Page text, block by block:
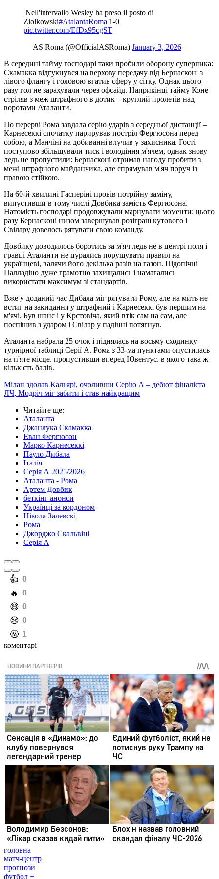
️ Nell'intervallo Wesley ha preso il posto di
Ziolkowski#AtalantaRoma 1-0
pic.twitter.com/EfDx95cgST
— AS Roma (@OfficialASRoma) January 3, 2026
В середині тайму господарі таки пробили оборону суперника:
Скамакка відгукнувся на верхову передачу від Бернасконі з
лівого флангу і головою вгатив сферу у сітку. Однак цього
разу гол не зарахували через офсайд. Наприкінці тайму Коне
стріляв з меж штрафного в дотик – круглий пролетів над
воротами Аталанти.
По перерві Рома завдала серію ударів з середньої дистанції –
Карнесеккі спочатку парирував постріл Фергюсона перед
собою, а Манчіні на добиванні влучив у захисника. Гості
поступово збільшували тиск і володіння м'ячем, однак знову
ледь не пропустили: Бернасконі отримав нагоду пробити з
межі штрафного майданчика, але спрямував м'яч поруч із
правою стійкою.
На 60-й хвилині Гасперіні провів потрійну заміну,
випустивши в тому числі Довбика замість Фергюсона.
Натомість господарі продовжували марнувати моменти: цього
разу Бернасконі низом завершував розіграш кутового і
Свілару довелось рятувати свою команду.
Довбику доводилось боротись за м'яч ледь не в центрі поля і
гравці Аталанти не цурались порушувати правил на
українцеві, валячи його декілька разів на газон. Підопічні
Палладіно дуже грамотно захищались і намагались
використати максимум зі стандартів.
Вже у доданий час Дибала міг рятувати Рому, але на мить не
встиг на закидання у штрафний і Карнесеккі був першим на
м'ячі. Був шанс і у Крстовіча, який втік сам на сам, але
поспішив з ударом і Свілар у падінні потягнув.
Аталанта набрала 25 очок і піднялась на восьму сходинку
турнірної таблиці Серії А. Рома з 33-ма пунктами опустилась
на п'яте місце, пропустивши вперед Ювентус, в якого така ж
кількість балів.
Мілан здолав Кальярі, очоливши Серію А – дебют фіналіста
ЛЧ, Модріч міг забити і став найкращим
Читайте ще:
Аталанта
Джанлука Скамакка
Еван Фергюсон
Марко Карнесеккі
Пауло Дибала
Італія
Серія А 2025/2026
Аталанта - Рома
Артем Довбик
беткінг анонси
Українці за кордоном
Нікола Залевскі
Рома
Джорджо Скальвіні
Серія А
️👍 0
️🔥 0
️😄 0
️😢 0
️🤬 1
коментарі
головна
матч-центр
прогнози
футбол +